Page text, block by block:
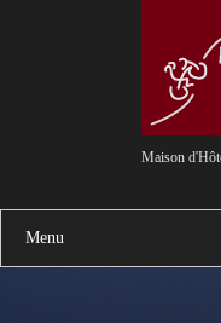
Maison
Menu